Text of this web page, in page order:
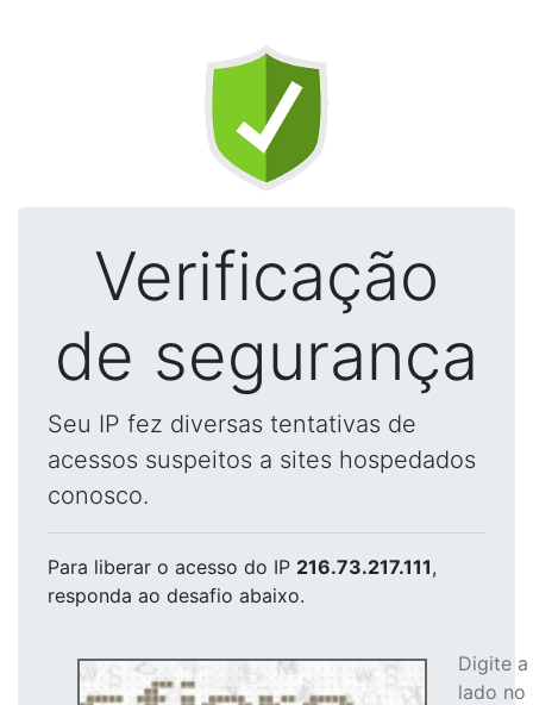
Verificação
de segurança
Seu IP fez diversas tentativas de
acessos suspeitos a sites hospedados
conosco.
Para liberar o acesso do IP 216.73.217.111,
responda ao desafio abaixo.
Digite
lado no